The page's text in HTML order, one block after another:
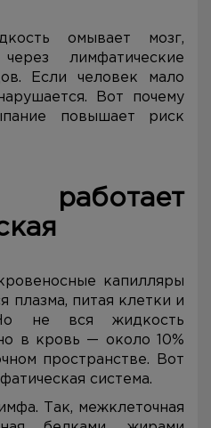
омывает мозг,
лимфатические
Если человек мало
Вот почему
повышает риск
капилляры
плазма, питая клетки и
не вся жидкость
в кровь — около 10%
пространстве. Вот
система.
Так, межклеточная